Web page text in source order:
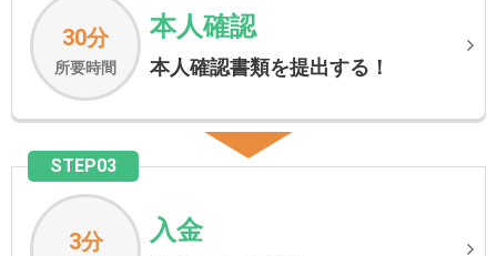
30分
所要時間
本人確認
本人確認書類を提出する！
STEP03
3分 入金